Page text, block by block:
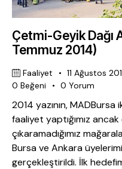
Çetmi-Geyik Dağı
Temmuz 2014)
Faaliyet 11 Ağustos
0 Beğeni 0 Yorum
2014 yazının,
faaliyet yaptığımız
çıkaramadığımız
Bursa ve Ankara
gerçekleştirildi. İlk